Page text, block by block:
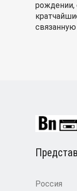
рождении,
Россия